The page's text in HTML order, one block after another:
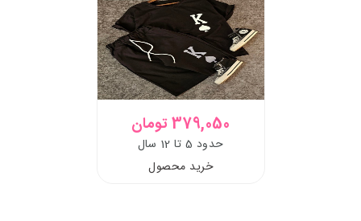
379,050 تومان
حدود 5 تا 12 سال
خرید محصول